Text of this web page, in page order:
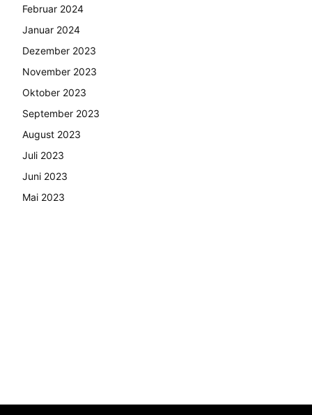
Februar 2024
Januar 2024
Dezember 2023
November 2023
Oktober 2023
September 2023
August 2023
Juli 2023
Juni 2023
Mai 2023